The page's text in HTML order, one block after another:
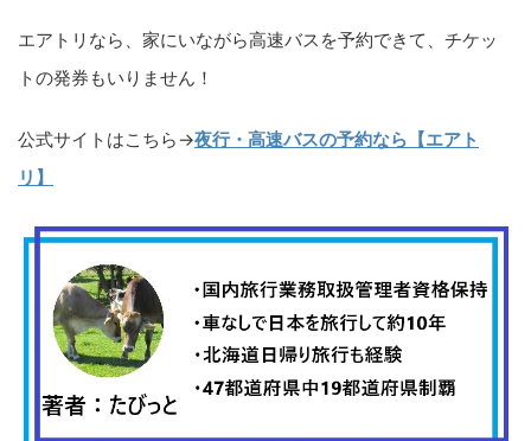
エアトリなら、家にいながら高速バスを予約できて、チケッ
トの発券もいりません！
公式サイトはこちら→夜行・高速バスの予約なら【エアト
リ】